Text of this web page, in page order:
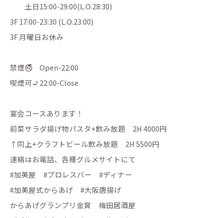
土日15:00-29:00(L.O.28:30)
3F 17:00-23:30 (L.O.23:00)
3F 月曜日お休み
禁煙🚭 Open-22:00
喫煙可🚬22:00-Close
宴会コースあります！
前菜サラダ揚げ物パスタ+飲み放題 2H 4000円
↑同上+クラフトビール飲み放題 2H 5500円
連絡はお電話、各種グルメサイトにて
#加美屋 #プロレスバー #ディナー
#加美屋式からあげ #大阪唐揚げ
からあげグランプリ金賞 梅田居酒屋